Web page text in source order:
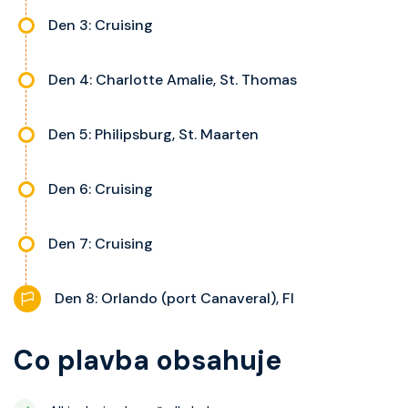
Den 3: Cruising
Den 4: Charlotte Amalie, St. Thomas
Den 5: Philipsburg, St. Maarten
Den 6: Cruising
Den 7: Cruising
Den 8: Orlando (port Canaveral), Fl
Co plavba obsahuje